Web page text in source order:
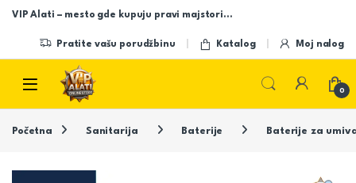
Skip to navigation
Skip to content
VIP Alati – mesto gde kupuju pravi majstori…
Pratite vašu porudžbinu Katalog Moj nalog
Open
0
Početna Sanitarija Baterije Baterije za